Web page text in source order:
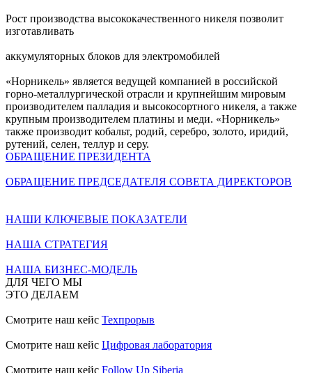
Рост производства высококачественного никеля позволит
изготавливать
аккумуляторных блоков для электромобилей
«Норникель» является ведущей компанией в российской
горно-металлургической отрасли и крупнейшим мировым
производителем палладия и высокосортного никеля, а также
крупным производителем платины и меди. «Норникель»
также производит кобальт, родий, серебро, золото, иридий,
рутений, селен, теллур и серу.
ОБРАЩЕНИЕ ПРЕЗИДЕНТА
ОБРАЩЕНИЕ ПРЕДСЕДАТЕЛЯ СОВЕТА ДИРЕКТОРОВ
НАШИ КЛЮЧЕВЫЕ ПОКАЗАТЕЛИ
НАША СТРАТЕГИЯ
НАША БИЗНЕС-МОДЕЛЬ
ДЛЯ ЧЕГО МЫ
ЭТО ДЕЛАЕМ
Смотрите наш кейс Техпрорыв
Смотрите наш кейс Цифровая лаборатория
Смотрите наш кейс Follow Up Siberia